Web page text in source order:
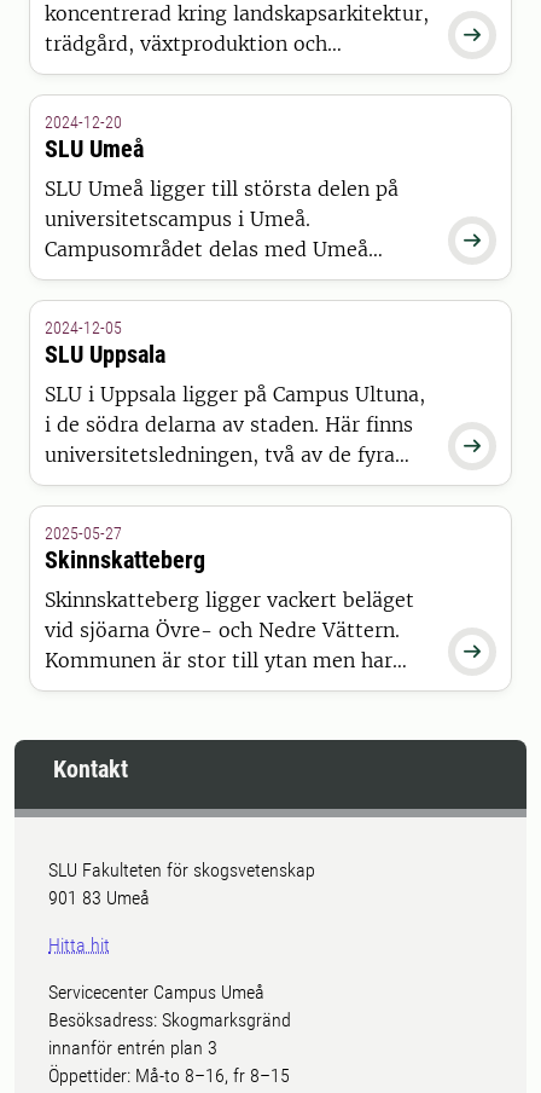

koncentrerad kring landskapsarkitektur,
trädgård, växtproduktion och
sydsvenskt jord- och skogsbruk.

2024-12-20
SLU Umeå
SLU Umeå ligger till största delen på
universitetscampus i Umeå.
Campusområdet delas med Umeå
universitet. På området hittar du också
IKSU, och Arboretum Norr.

2024-12-05
SLU Uppsala
SLU i Uppsala ligger på Campus Ultuna,
i de södra delarna av staden. Här finns
universitetsledningen, två av de fyra
fakulteterna, en stor del av
studenter.

2025-05-27
Skinnskatteberg
Skinnskatteberg ligger vackert beläget
vid sjöarna Övre- och Nedre Vättern.
Kommunen är stor till ytan men har
bara 4 800 invånare, vilket ger dig
jaktmark.
Kontakt
SLU Fakulteten för skogsvetenskap
901 83 Umeå
Hitta hit
Servicecenter Campus Umeå
Besöksadress: Skogmarksgränd
innanför entrén plan 3
Öppettider: Må-to 8–16, fr 8–15